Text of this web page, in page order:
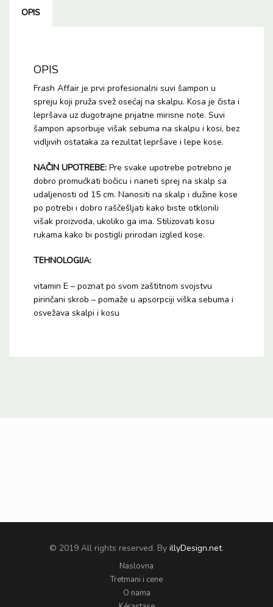
OPIS
OPIS
Frash Affair je prvi profesionalni suvi šampon u
spreju koji pruža svež osećaj na skalpu. Kosa je čista i
lepršava uz dugotrajne prijatne mirisne note. Suvi
šampon apsorbuje višak sebuma na skalpu i kosi, bez
vidljivih ostataka za rezultat lepršave i lepe kose.
NAČIN UPOTREBE: Pre svake upotrebe potrebno je
dobro promućkati bočicu i naneti sprej na skalp sa
udaljenosti od 15 cm. Nanositi na skalp i dužine kose
po potrebi i dobro raščešljati kako biste otklonili
višak proizvoda, ukoliko ga ima. Stilizovati kosu
rukama kako bi postigli prirodan izgled kose.
TEHNOLOGIJA:
vitamin E – poznat po svom zaštitnom svojstvu
pirinčani skrob – pomaže u apsorpciji viška sebuma i
osvežava skalpi i kosu
© 2019 All rights reserved. By illyDesign.net.
Naslovna
Tretmani i cene
O nama